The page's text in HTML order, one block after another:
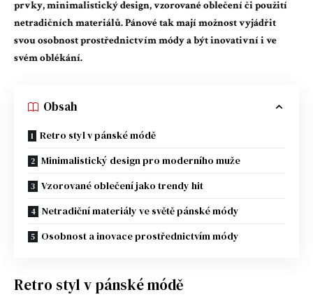
prvky, minimalistický design, vzorované oblečení či použití
netradičních materiálů. Pánové tak mají možnost vyjádřit
svou osobnost prostřednictvím módy a být inovativní i ve
svém oblékání.
Obsah
Retro styl v pánské módě
Minimalistický design pro moderního muže
Vzorované oblečení jako trendy hit
Netradiční materiály ve světě pánské módy
Osobnost a inovace prostřednictvím módy
Retro styl v pánské módě